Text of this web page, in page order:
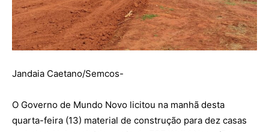
Jandaia Caetano/Semcos-
O Governo de Mundo Novo licitou na manhã desta
quarta-feira (13) material de construção para dez casas